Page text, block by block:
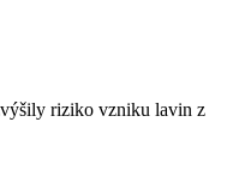
riziko vzniku lavin z